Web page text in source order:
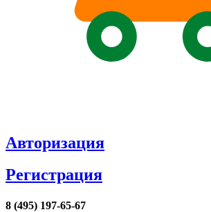
Авторизация
Регистрация
8 (495) 197-65-67